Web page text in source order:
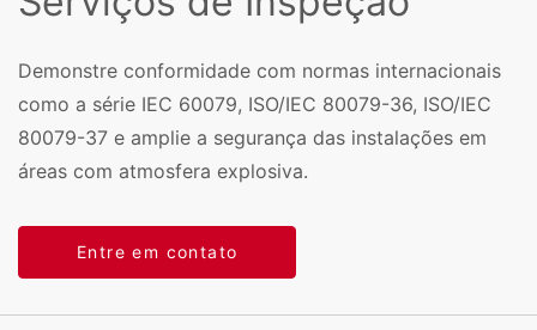
Demonstre conformidade com normas internacionais
como a série IEC 60079, ISO/IEC 80079-36, ISO/IEC
80079-37 e amplie a segurança das instalações em
áreas com atmosfera explosiva.
Entre em contato